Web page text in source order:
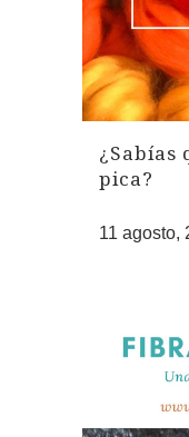
¿Sabías
pica?
11 agosto,